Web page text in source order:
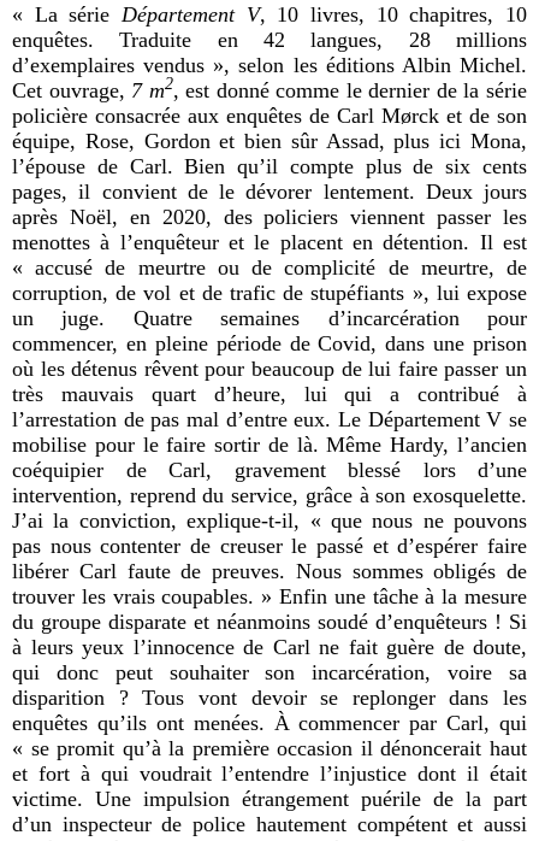
« La série Département V, 10 livres, 10 chapitres, 10
enquêtes. Traduite en 42 langues, 28 millions
d’exemplaires vendus », selon les éditions Albin Michel.
Cet ouvrage, 7 m2, est donné comme le dernier de la série
policière consacrée aux enquêtes de Carl Mørck et de son
équipe, Rose, Gordon et bien sûr Assad, plus ici Mona,
l’épouse de Carl. Bien qu’il compte plus de six cents
pages, il convient de le dévorer lentement. Deux jours
après Noël, en 2020, des policiers viennent passer les
menottes à l’enquêteur et le placent en détention. Il est
« accusé de meurtre ou de complicité de meurtre, de
corruption, de vol et de trafic de stupéfiants », lui expose
un juge. Quatre semaines d’incarcération pour
commencer, en pleine période de Covid, dans une prison
où les détenus rêvent pour beaucoup de lui faire passer un
très mauvais quart d’heure, lui qui a contribué à
l’arrestation de pas mal d’entre eux. Le Département V se
mobilise pour le faire sortir de là. Même Hardy, l’ancien
coéquipier de Carl, gravement blessé lors d’une
intervention, reprend du service, grâce à son exosquelette.
J’ai la conviction, explique-t-il, « que nous ne pouvons
pas nous contenter de creuser le passé et d’espérer faire
libérer Carl faute de preuves. Nous sommes obligés de
trouver les vrais coupables. » Enfin une tâche à la mesure
du groupe disparate et néanmoins soudé d’enquêteurs ! Si
à leurs yeux l’innocence de Carl ne fait guère de doute,
qui donc peut souhaiter son incarcération, voire sa
disparition ? Tous vont devoir se replonger dans les
enquêtes qu’ils ont menées. À commencer par Carl, qui
« se promit qu’à la première occasion il dénoncerait haut
et fort à qui voudrait l’entendre l’injustice dont il était
victime. Une impulsion étrangement puérile de la part
d’un inspecteur de police hautement compétent et aussi